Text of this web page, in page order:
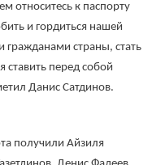
относитесь к паспорту
и гордиться нашей
страны, стать
ставить перед собой
Данис Сатдинов.
получили Айзиля